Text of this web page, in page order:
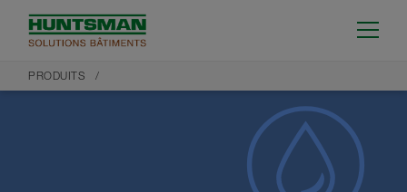
PRODUITS